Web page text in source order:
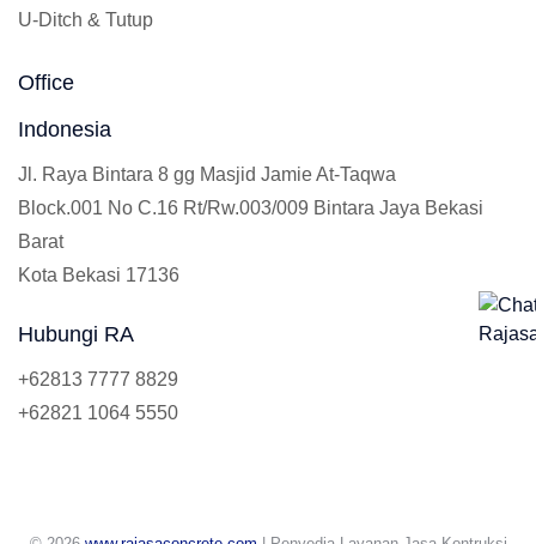
U-Ditch & Tutup
Office
Indonesia
Jl. Raya Bintara 8 gg Masjid Jamie At-Taqwa
Block.001 No C.16 Rt/Rw.003/009 Bintara Jaya Bekasi
Barat
Kota Bekasi 17136
Hubungi RA
+62813 7777 8829
+62821 1064 5550